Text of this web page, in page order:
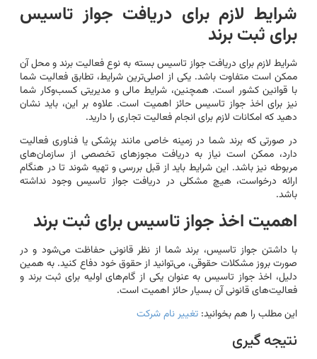
شرایط لازم برای دریافت جواز تاسیس
برای ثبت برند
شرایط لازم برای دریافت جواز تاسیس بسته به نوع فعالیت برند و محل آن
ممکن است متفاوت باشد. یکی از اصلی‌ترین شرایط، تطابق فعالیت شما
با قوانین کشور است. همچنین، شرایط مالی و مدیریتی کسب‌وکار شما
نیز برای اخذ جواز تاسیس حائز اهمیت است. علاوه بر این، باید نشان
دهید که امکانات لازم برای انجام فعالیت تجاری را دارید.
در صورتی که برند شما در زمینه خاصی مانند پزشکی یا فناوری فعالیت
دارد، ممکن است نیاز به دریافت مجوزهای تخصصی از سازمان‌های
مربوطه نیز باشد. این شرایط باید از قبل بررسی و تهیه شوند تا در هنگام
ارائه درخواست، هیچ مشکلی در دریافت جواز تاسیس وجود نداشته
باشد.
اهمیت اخذ جواز تاسیس برای ثبت برند
با داشتن جواز تاسیس، برند شما از نظر قانونی حفاظت می‌شود و در
صورت بروز مشکلات حقوقی، می‌توانید از حقوق خود دفاع کنید. به همین
دلیل، اخذ جواز تاسیس به عنوان یکی از گام‌های اولیه برای ثبت برند و
فعالیت‌های قانونی آن بسیار حائز اهمیت است.
این مطلب را هم بخوانید: تغییر نام شرکت
نتیجه گیری